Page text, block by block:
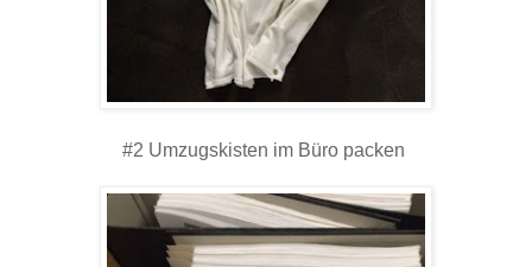
#2 Umzugskisten im Büro packen